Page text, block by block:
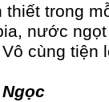
trong
nước
cùng tiện